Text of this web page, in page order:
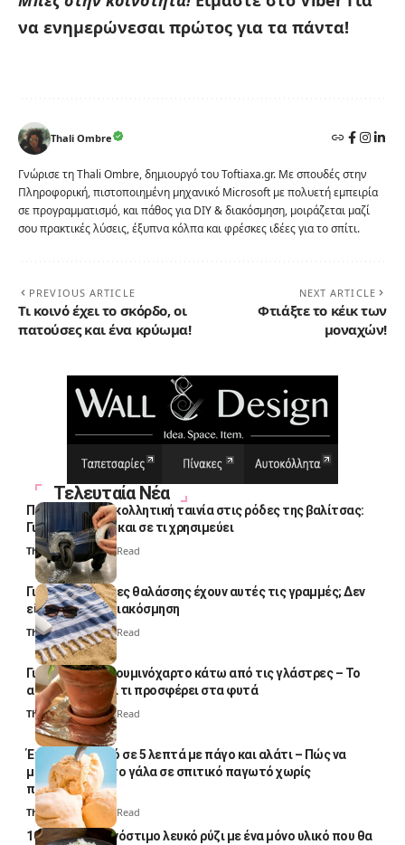
να ενημερώνεσαι πρώτος για τα πάντα!
Thali Ombre
Γνώρισε τη Thali Ombre, δημιουργό του Toftiaxa.gr. Με σπουδές στην
Πληροφορική, πιστοποιημένη μηχανικό Microsoft με πολυετή εμπειρία
σε προγραμματισμό, και πάθος για DIY & διακόσμηση, μοιράζεται μαζί
σου πρακτικές λύσεις, έξυπνα κόλπα και φρέσκες ιδέες για το σπίτι.
PREVIOUS ARTICLE
Τι κοινό έχει το σκόρδο, οι
πατούσες και ένα κρύωμα!
NEXT ARTICLE
Φτιάξτε το κέικ των
μοναχών!
Τελευταία Νέα
Πολλοί βάζουν κολλητική ταινία στις ρόδες της βαλίτσας:
Γιατί το κάνουν και σε τι χρησιμεύει
Thali Ombre4 Min Read
Γιατί οι πετσέτες θαλάσσης έχουν αυτές τις γραμμές; Δεν
είναι μόνο για διακόσμηση
Thali Ombre5 Min Read
Γιατί βάζουν αλουμινόχαρτο κάτω από τις γλάστρες – Το
απλό κόλπο και τι προσφέρει στα φυτά
Thali Ombre4 Min Read
Έτοιμο παγωτό σε 5 λεπτά με πάγο και αλάτι – Πώς να
μετατρέψετε το γάλα σε σπιτικό παγωτό χωρίς
παγωτομηχανή
Thali Ombre 4 Min Read
10 φορές ποιο νόστιμο λευκό ρύζι με ένα μόνο υλικό που θα